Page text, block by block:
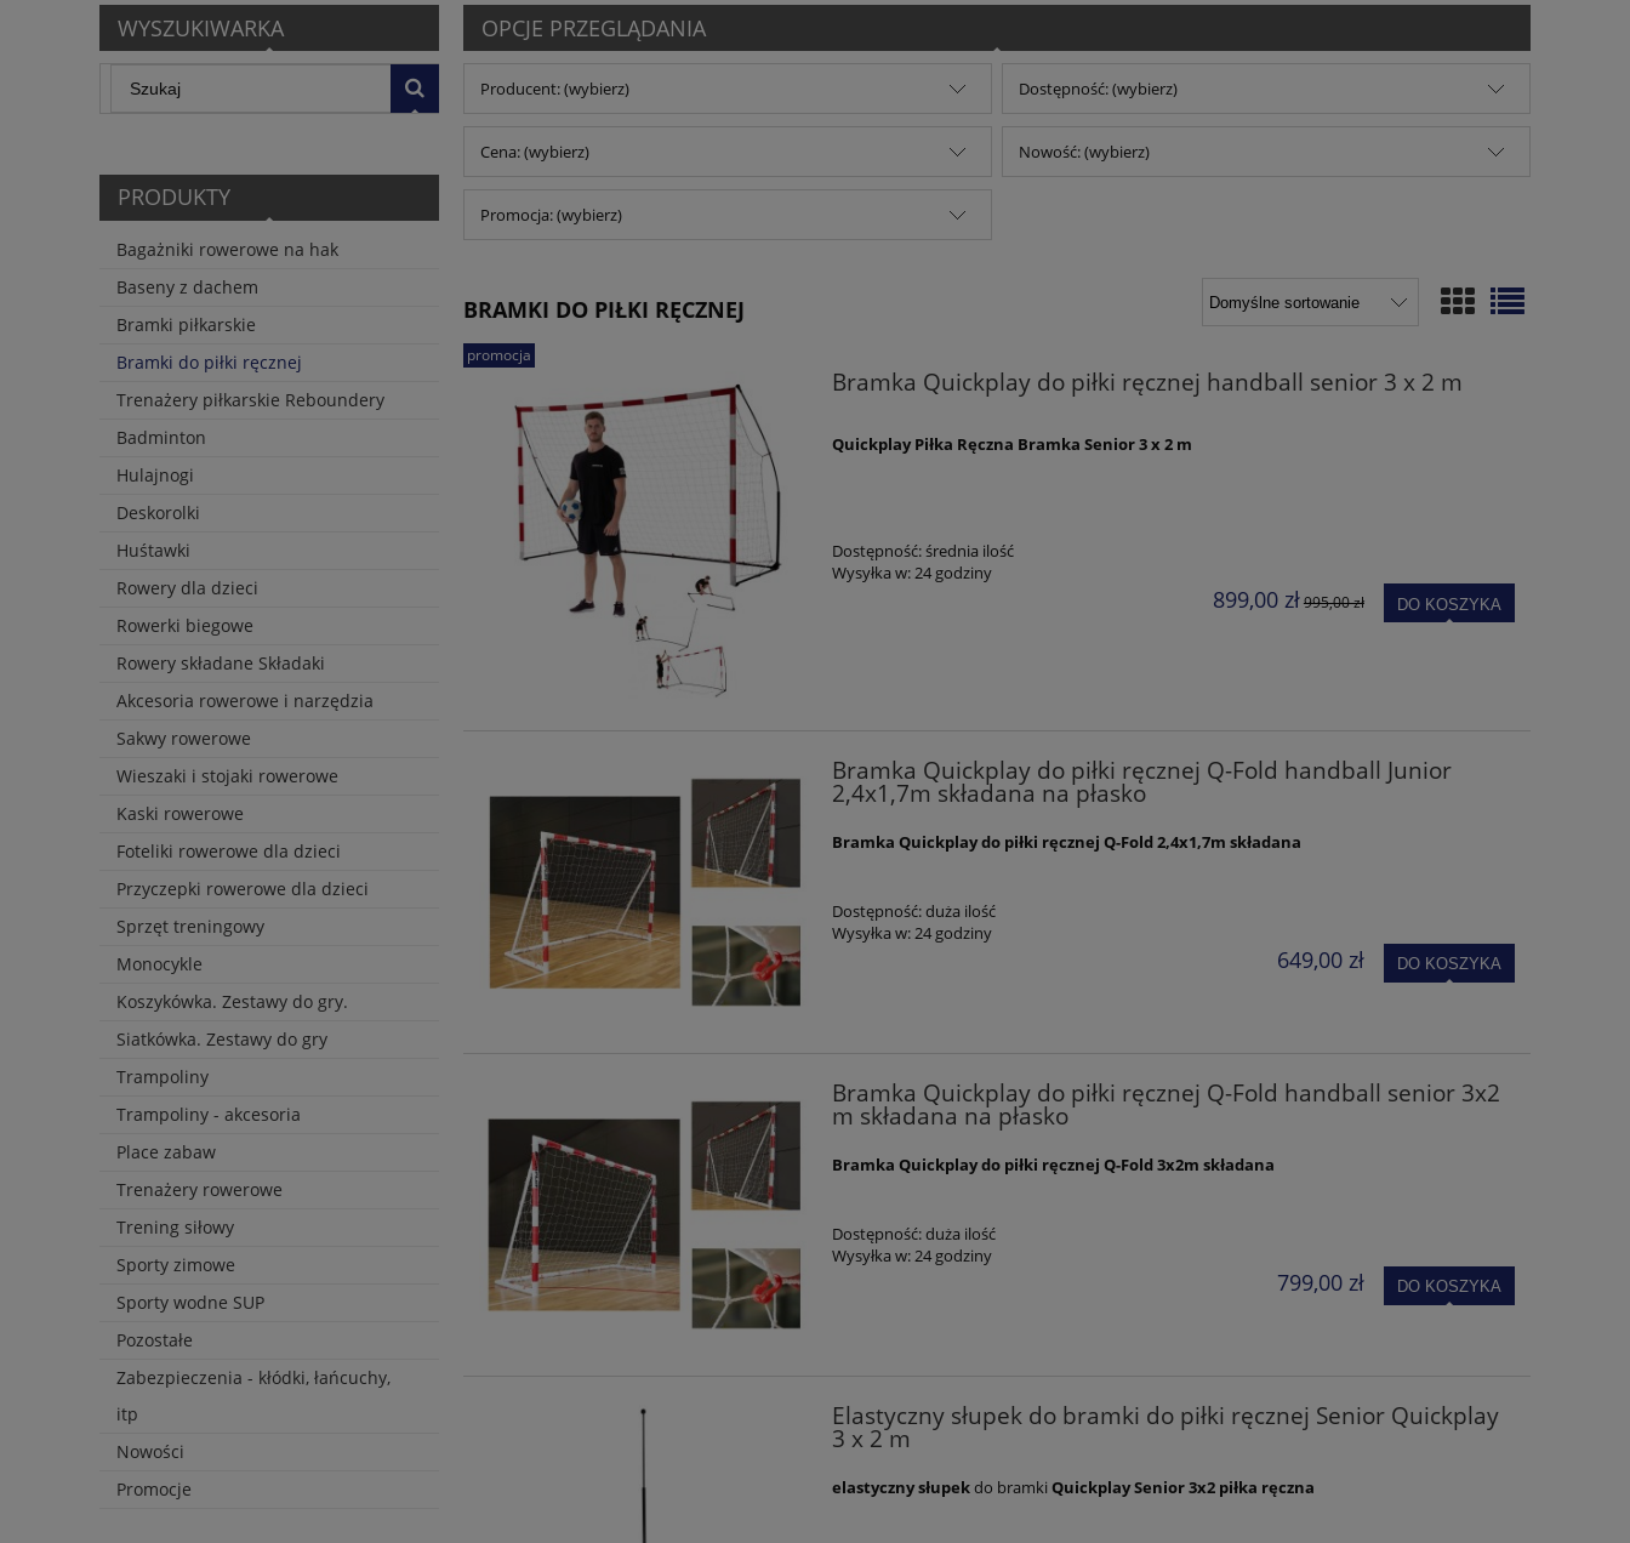
WYSZUKIWARKA
PRODUKTY
Bagażniki rowerowe na hak
Baseny z dachem
Bramki piłkarskie
Bramki do piłki ręcznej
Trenażery piłkarskie Reboundery
Badminton
Hulajnogi
Deskorolki
Huśtawki
Rowery dla dzieci
Rowerki biegowe
Rowery składane Składaki
Akcesoria rowerowe i narzędzia
Sakwy rowerowe
Wieszaki i stojaki rowerowe
Kaski rowerowe
Foteliki rowerowe dla dzieci
Przyczepki rowerowe dla dzieci
Sprzęt treningowy
Monocykle
Koszykówka. Zestawy do gry.
Siatkówka. Zestawy do gry
Trampoliny
Trampoliny - akcesoria
Place zabaw
Trenażery rowerowe
Trening siłowy
Sporty zimowe
Sporty wodne SUP
Pozostałe
Zabezpieczenia - kłódki, łańcuchy,
itp
Nowości
Promocje
OPCJE PRZEGLĄDANIA
Producent: (wybierz) Dostępność: (wybierz)
Cena: (wybierz) Nowość: (wybierz)
Promocja: (wybierz)
BRAMKI DO PIŁKI RĘCZNEJ
Bramka Quickplay do piłki ręcznej handball senior 3 x 2 m
Quickplay Piłka Ręczna Bramka Senior 3 x 2 m
Dostępność:średnia ilość
Wysyłka w:24 godziny
899,00 zł995,00 zł DO KOSZYKA
promocja
Bramka Quickplay do piłki ręcznej Q-Fold handball Junior
2,4x1,7m składana na płasko
Bramka Quickplay do piłki ręcznej Q-Fold 2,4x1,7m składana
Dostępność:duża ilość
Wysyłka w:24 godziny
649,00 zł DO KOSZYKA
Bramka Quickplay do piłki ręcznej Q-Fold handball senior 3x2
m składana na płasko
Bramka Quickplay do piłki ręcznej Q-Fold 3x2m składana
Dostępność:duża ilość
Wysyłka w:24 godziny
799,00 zł DO KOSZYKA
Elastyczny słupek do bramki do piłki ręcznej Senior Quickplay
3 x 2 m
elastyczny słupekdo bramki Quickplay Senior 3x2 piłka ręczna